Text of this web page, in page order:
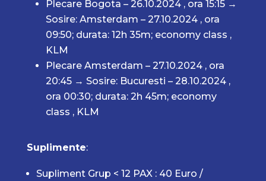
Plecare Bogota – 26.10.2024 , ora 15:15 →
Sosire: Amsterdam – 27.10.2024 , ora
09:50; durata: 12h 35m; economy class ,
KLM
Plecare Amsterdam – 27.10.2024 , ora
20:45 → Sosire: Bucuresti – 28.10.2024 ,
ora 00:30; durata: 2h 45m; economy
class , KLM
Suplimente:
Supliment Grup < 12 PAX : 40 Euro /